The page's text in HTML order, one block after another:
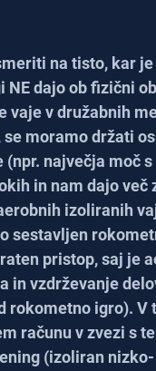
na tisto, kar
dajo ob fizični
vaje v družabnih
moramo držati
največja moč
in nam dajo več
izoliranih
sestavljen
pristop, saj je
in vzdrževanje
rokometno igro).
računu v zvezi s
(izoliran